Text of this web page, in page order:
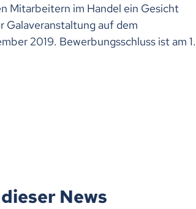
Mitarbeitern im Handel ein Gesicht
Galaveranstaltung auf dem
2019. Bewerbungsschluss ist am 1.
News